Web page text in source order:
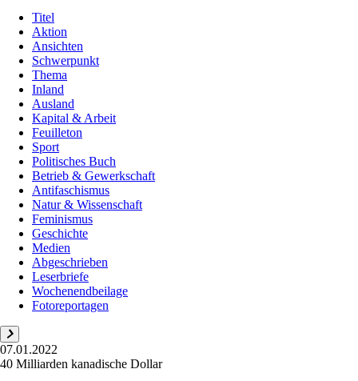
Titel
Aktion
Ansichten
Schwerpunkt
Thema
Inland
Ausland
Kapital & Arbeit
Feuilleton
Sport
Politisches Buch
Betrieb & Gewerkschaft
Antifaschismus
Natur & Wissenschaft
Feminismus
Geschichte
Medien
Abgeschrieben
Leserbriefe
Wochenendbeilage
Fotoreportagen
07.01.2022
40 Milliarden kanadische Dollar